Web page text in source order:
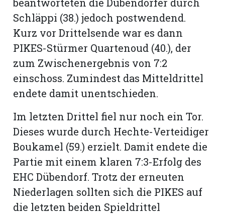
beantworteten die Dübendorfer durch
Schläppi (38.) jedoch postwendend.
Kurz vor Drittelsende war es dann
PIKES-Stürmer Quartenoud (40.), der
zum Zwischenergebnis von 7:2
einschoss. Zumindest das Mitteldrittel
endete damit unentschieden.
Im letzten Drittel fiel nur noch ein Tor.
Dieses wurde durch Hechte-Verteidiger
Boukamel (59.) erzielt. Damit endete die
Partie mit einem klaren 7:3-Erfolg des
EHC Dübendorf. Trotz der erneuten
Niederlagen sollten sich die PIKES auf
die letzten beiden Spieldrittel